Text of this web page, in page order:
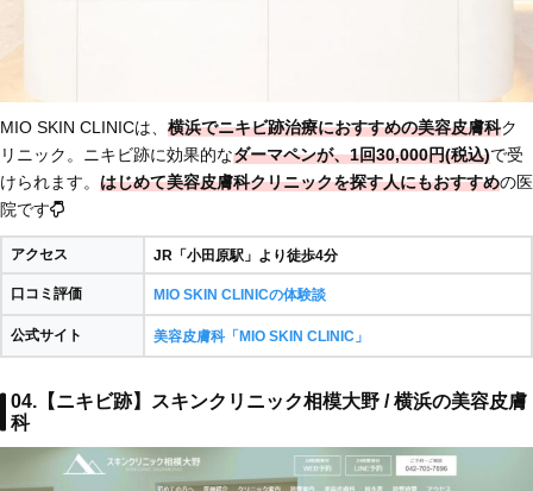
MIO SKIN CLINICは、 横浜でニキビ跡治療におすすめの美容皮膚科ク
リニック。ニキビ跡に効果的なダーマペンが、1回30,000円(税込)で受
けられます。 はじめて美容皮膚科クリニックを探す人にもおすすめの医
院です
アクセス JR「小田原駅」より徒歩4分
口コミ評価 MIO SKIN CLINICの体験談
公式サイト 美容皮膚科「MIO SKIN CLINIC」
04.【ニキビ跡】スキンクリニック相模大野 / 横浜の美容皮膚
科